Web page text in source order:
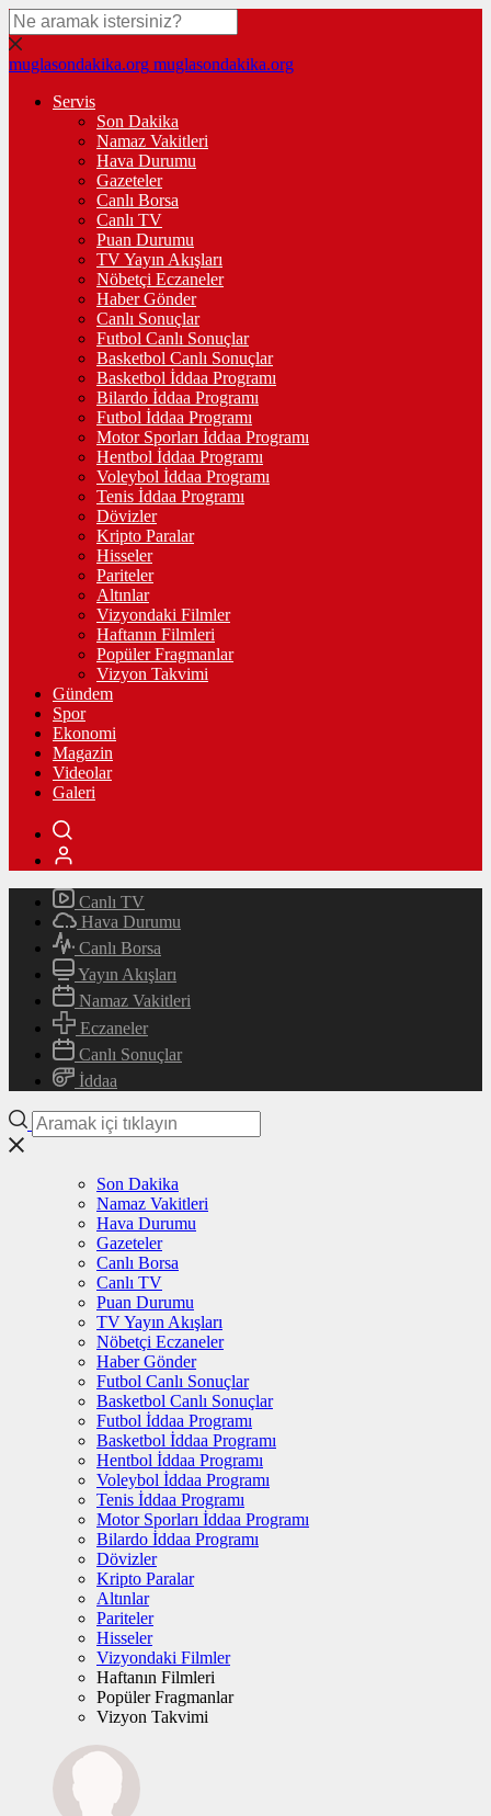
muglasondakika.org muglasondakika.org
Servis
Son Dakika
Namaz Vakitleri
Hava Durumu
Gazeteler
Canlı Borsa
Canlı TV
Puan Durumu
TV Yayın Akışları
Nöbetçi Eczaneler
Haber Gönder
Canlı Sonuçlar
Futbol Canlı Sonuçlar
Basketbol Canlı Sonuçlar
Basketbol İddaa Programı
Bilardo İddaa Programı
Futbol İddaa Programı
Motor Sporları İddaa Programı
Hentbol İddaa Programı
Voleybol İddaa Programı
Tenis İddaa Programı
Dövizler
Kripto Paralar
Hisseler
Pariteler
Altınlar
Vizyondaki Filmler
Haftanın Filmleri
Popüler Fragmanlar
Vizyon Takvimi
Gündem
Spor
Ekonomi
Magazin
Videolar
Galeri
Canlı TV
Hava Durumu
Canlı Borsa
Yayın Akışları
Namaz Vakitleri
Eczaneler
Canlı Sonuçlar
İddaa
Son Dakika
Namaz Vakitleri
Hava Durumu
Gazeteler
Canlı Borsa
Canlı TV
Puan Durumu
TV Yayın Akışları
Nöbetçi Eczaneler
Haber Gönder
Futbol Canlı Sonuçlar
Basketbol Canlı Sonuçlar
Futbol İddaa Programı
Basketbol İddaa Programı
Hentbol İddaa Programı
Voleybol İddaa Programı
Tenis İddaa Programı
Motor Sporları İddaa Programı
Bilardo İddaa Programı
Dövizler
Kripto Paralar
Altınlar
Pariteler
Hisseler
Vizyondaki Filmler
Haftanın Filmleri
Popüler Fragmanlar
Vizyon Takvimi